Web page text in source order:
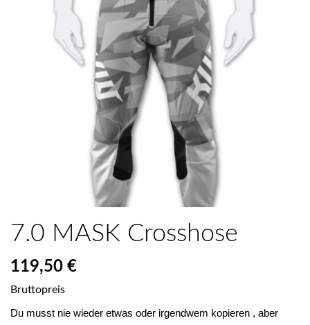
7.0 MASK Crosshose
119,50 €
Bruttopreis
Du musst nie wieder etwas oder irgendwem kopieren , aber